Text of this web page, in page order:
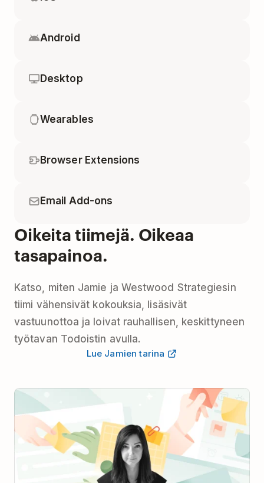
Android
Desktop
Wearables
Browser Extensions
Email Add-ons
Oikeita tiimejä. Oikeaa
tasapainoa.
Katso, miten Jamie ja Westwood Strategiesin
tiimi vähensivät kokouksia, lisäsivät
vastuunottoa ja loivat rauhallisen, keskittyneen
työtavan Todoistin avulla.
Lue Jamien tarina